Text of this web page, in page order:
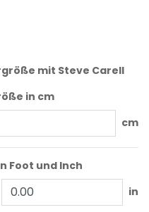
mit Steve Carell
in cm
cm
Foot und Inch
in